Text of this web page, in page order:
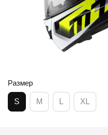
Размер
S M L XL